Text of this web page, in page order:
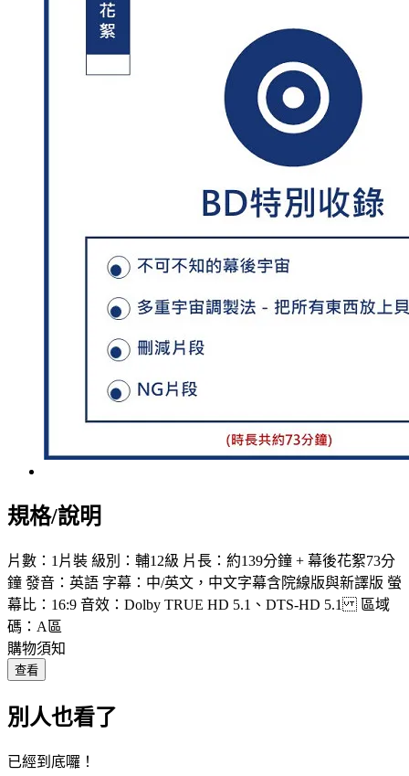
規格/說明
片數：1片裝 級別：輔12級 片長：約139分鐘 + 幕後花絮73分
鐘 發音：英語 字幕：中/英文，中文字幕含院線版與新譯版 螢
幕比：16:9 音效：Dolby TRUE HD 5.1、DTS-HD 5.1 區域
碼：A區
購物須知
查看
別人也看了
已經到底囉！